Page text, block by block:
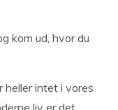
kom ud, hvor du
heller intet i vores